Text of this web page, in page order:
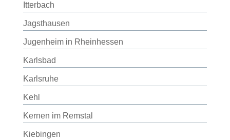
Itterbach
Jagsthausen
Jugenheim in Rheinhessen
Karlsbad
Karlsruhe
Kehl
Kernen im Remstal
Kiebingen